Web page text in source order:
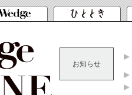
お知らせ